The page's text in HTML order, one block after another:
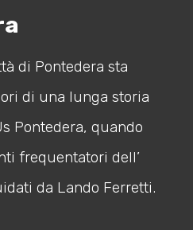
di Pontedera sta
di una lunga storia
Pontedera, quando
frequentatori dell’
da Lando Ferretti.